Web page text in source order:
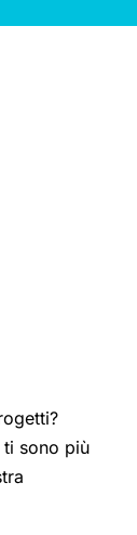
ti sono più